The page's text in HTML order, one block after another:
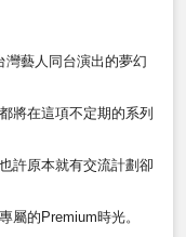
灣藝人同台演出的夢幻
將在這項不定期的系列
許原本就有交流計劃卻
屬的Premium時光。